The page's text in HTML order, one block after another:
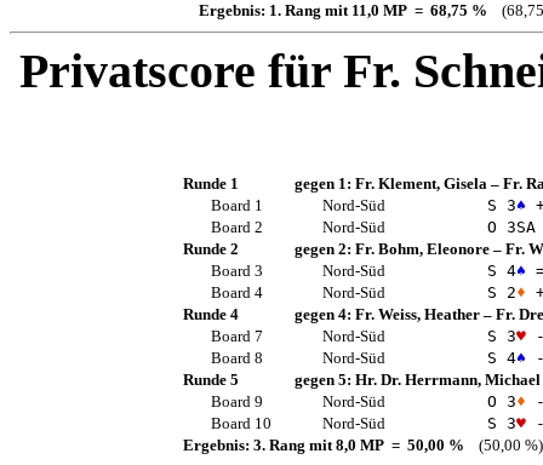
Ergebnis: 1. Rang mit 11,0 MP = 68,75 %
Privatscore für Fr.
Runde 1 gegen 1: Fr. Klement, Gisela – Fr.
Board 1
Nord-Süd S 3♠
Board 2
Nord-Süd O 3SA
Runde 2
gegen 2: Fr. Bohm, Eleonore – Fr.
Board 3
Nord-Süd S 4♠
Board 4
Nord-Süd S 2♦
Runde 4
gegen 4: Fr. Weiss, Heather – Fr.
Board 7
Nord-Süd S 3♥
Board 8
Nord-Süd S 4♠
Runde 5
gegen 5: Hr. Dr. Herrmann, Michael
Board 9
Nord-Süd O 3♦
Board 10
Nord-Süd S 3♥
Ergebnis: 3. Rang mit 8,0 MP = 50,00 % (50,00